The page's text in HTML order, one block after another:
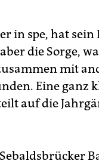
in spe, hat
die Sorge,
mit
Eine ganz
auf die